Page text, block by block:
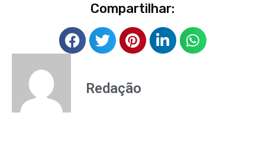
Compartilhar:
Redação